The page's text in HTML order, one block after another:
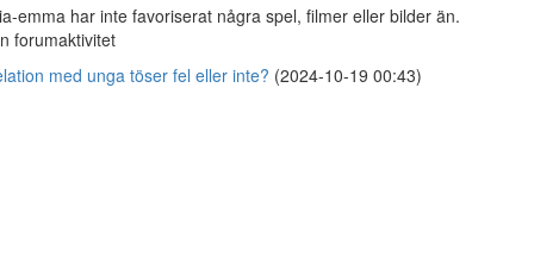
emma har inte favoriserat några spel, filmer eller bilder än.
forumaktivitet
med unga töser fel eller inte? (2024-10-19 00:43)